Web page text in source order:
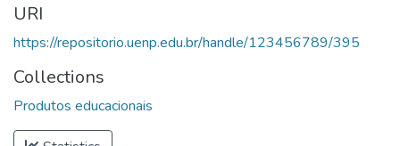
URI
https://repositorio.uenp.edu.br/handle/123456789/395
Collections
Produtos educacionais